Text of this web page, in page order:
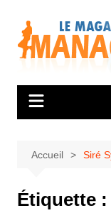
contenu
Accueil Siré
Étiquette :